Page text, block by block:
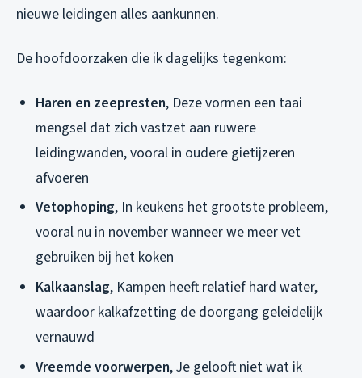
nieuwe leidingen alles aankunnen.
De hoofdoorzaken die ik dagelijks tegenkom:
Haren en zeepresten, Deze vormen een taai
mengsel dat zich vastzet aan ruwere
leidingwanden, vooral in oudere gietijzeren
afvoeren
Vetophoping, In keukens het grootste probleem,
vooral nu in november wanneer we meer vet
gebruiken bij het koken
Kalkaanslag, Kampen heeft relatief hard water,
waardoor kalkafzetting de doorgang geleidelijk
vernauwd
Vreemde voorwerpen, Je gelooft niet wat ik